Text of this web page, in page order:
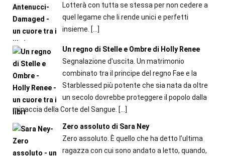
Lotterà con tutta se stessa per non cedere a
quel legame che li rende unici e perfetti
insieme. […]
Un regno di Stelle e Ombre di Holly Renee
Segnalazione d'uscita. Un matrimonio
combinato tra il principe del regno Fae e la
Starblessed più potente che sia nata da oltre
un secolo dovrebbe proteggere il popolo dalla
minaccia della Corte del Sangue. […]
Zero assoluto di Sara Ney
Zero assoluto. È quello che ha detto l’ultima
ragazza con cui sono andato a letto, quando,